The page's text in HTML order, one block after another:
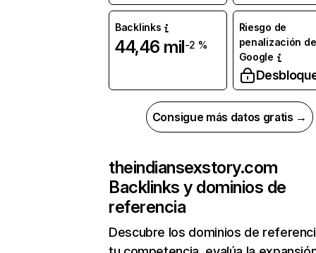
Backlinks
44,46 mil-2 %
Riesgo de
penalización de
Google
Consigue más datos gratis →
theindiansexstory.com
Backlinks y dominios de
referencia
Descubre los dominios de